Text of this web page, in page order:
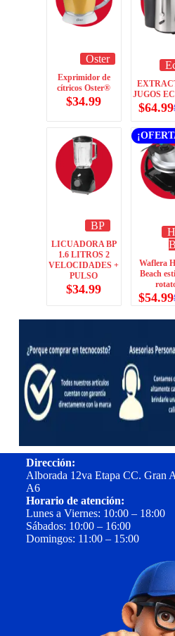
Oster
Exprimidor de
cítricos Oster®
$34.99
JUGOS
$64.99
BP
LICUADORA BP
1.6 LITROS 2
VELOCIDADES +
PULSO
$34.99
Waflera
Beach
$54.99
Dirección:
Alborada 12va Etapa CC. Gran
A6
Horario de atención:
Lunes a Viernes: 10:00 – 18:00
Sábados: 10:00 – 16:00
Domingos: 11:00 – 15:00